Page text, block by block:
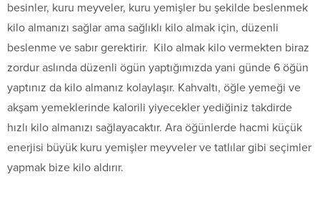
besinler, kuru meyveler, kuru yemişler bu şekilde beslenmek
kilo almanızı sağlar ama sağlıklı kilo almak için, düzenli
beslenme ve sabır gerektirir. Kilo almak kilo vermekten biraz
zordur aslında düzenli ögün yaptığımızda yani günde 6 öğün
yaptınız da kilo almanız kolaylaşır. Kahvaltı, öğle yemeği ve
akşam yemeklerinde kalorili yiyecekler yediğiniz takdirde
hızlı kilo almanızı sağlayacaktır. Ara öğünlerde hacmi küçük
enerjisi büyük kuru yemişler meyveler ve tatlılar gibi seçimler
yapmak bize kilo aldırır.